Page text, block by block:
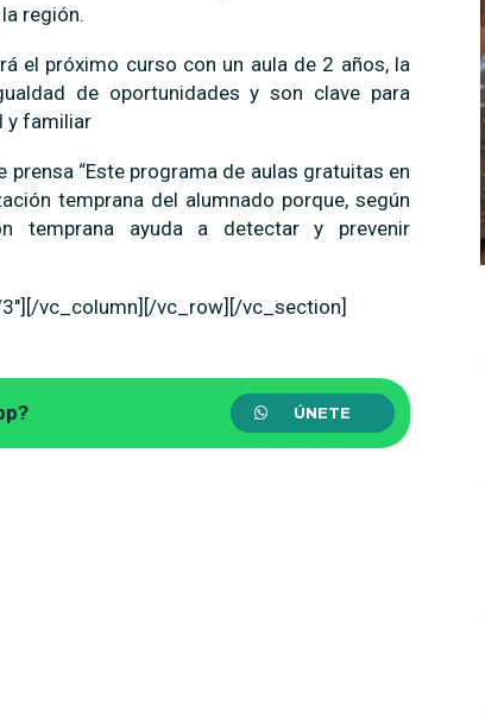
región.
el próximo curso con un aula de 2 años, la
de oportunidades y son clave para
y familiar
“Este programa de aulas gratuitas en
temprana del alumnado porque, según
temprana ayuda a detectar y prevenir
vc_column][/vc_row][/vc_section]
ÚNETE